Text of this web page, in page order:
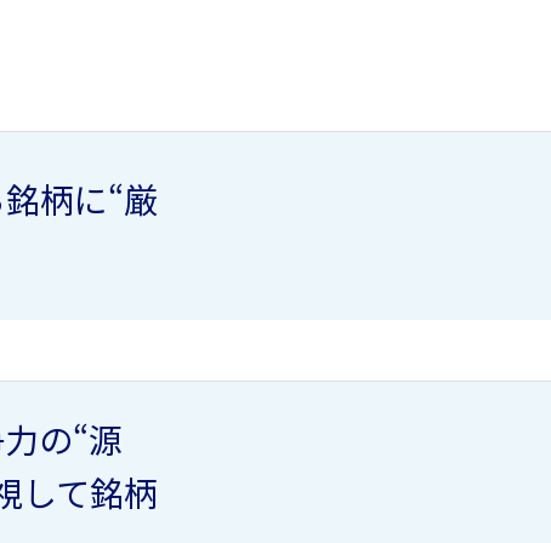
柄に“厳
の“源
して銘柄